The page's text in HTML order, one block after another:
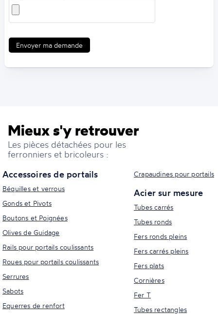
Envoyer ma demande
Mieux s'y retrouver
Les pièces détachées pour les
ferronniers et bricoleurs :
Accessoires de portails
Béquilles et verrous
Gonds et Pivots
Boutons et Poignées
Olives de Guidage
Rails pour portails coulissants
Roues pour portails coulissants
Serrures
Sabots
Equerres de renfort
Crapaudines pour portails
Acier sur mesure
Tubes carrés
Tubes ronds
Fers ronds pleins
Fers carrés pleins
Fers plats
Cornières
Fer T
Tubes rectangles